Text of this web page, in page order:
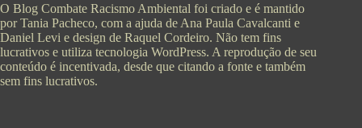
O Blog Combate Racismo Ambiental foi criado e é mantido
por Tania Pacheco, com a ajuda de Ana Paula Cavalcanti e
Daniel Levi e design de Raquel Cordeiro. Não tem fins
lucrativos e utiliza tecnologia WordPress. A reprodução de seu
conteúdo é incentivada, desde que citando a fonte e também
sem fins lucrativos.